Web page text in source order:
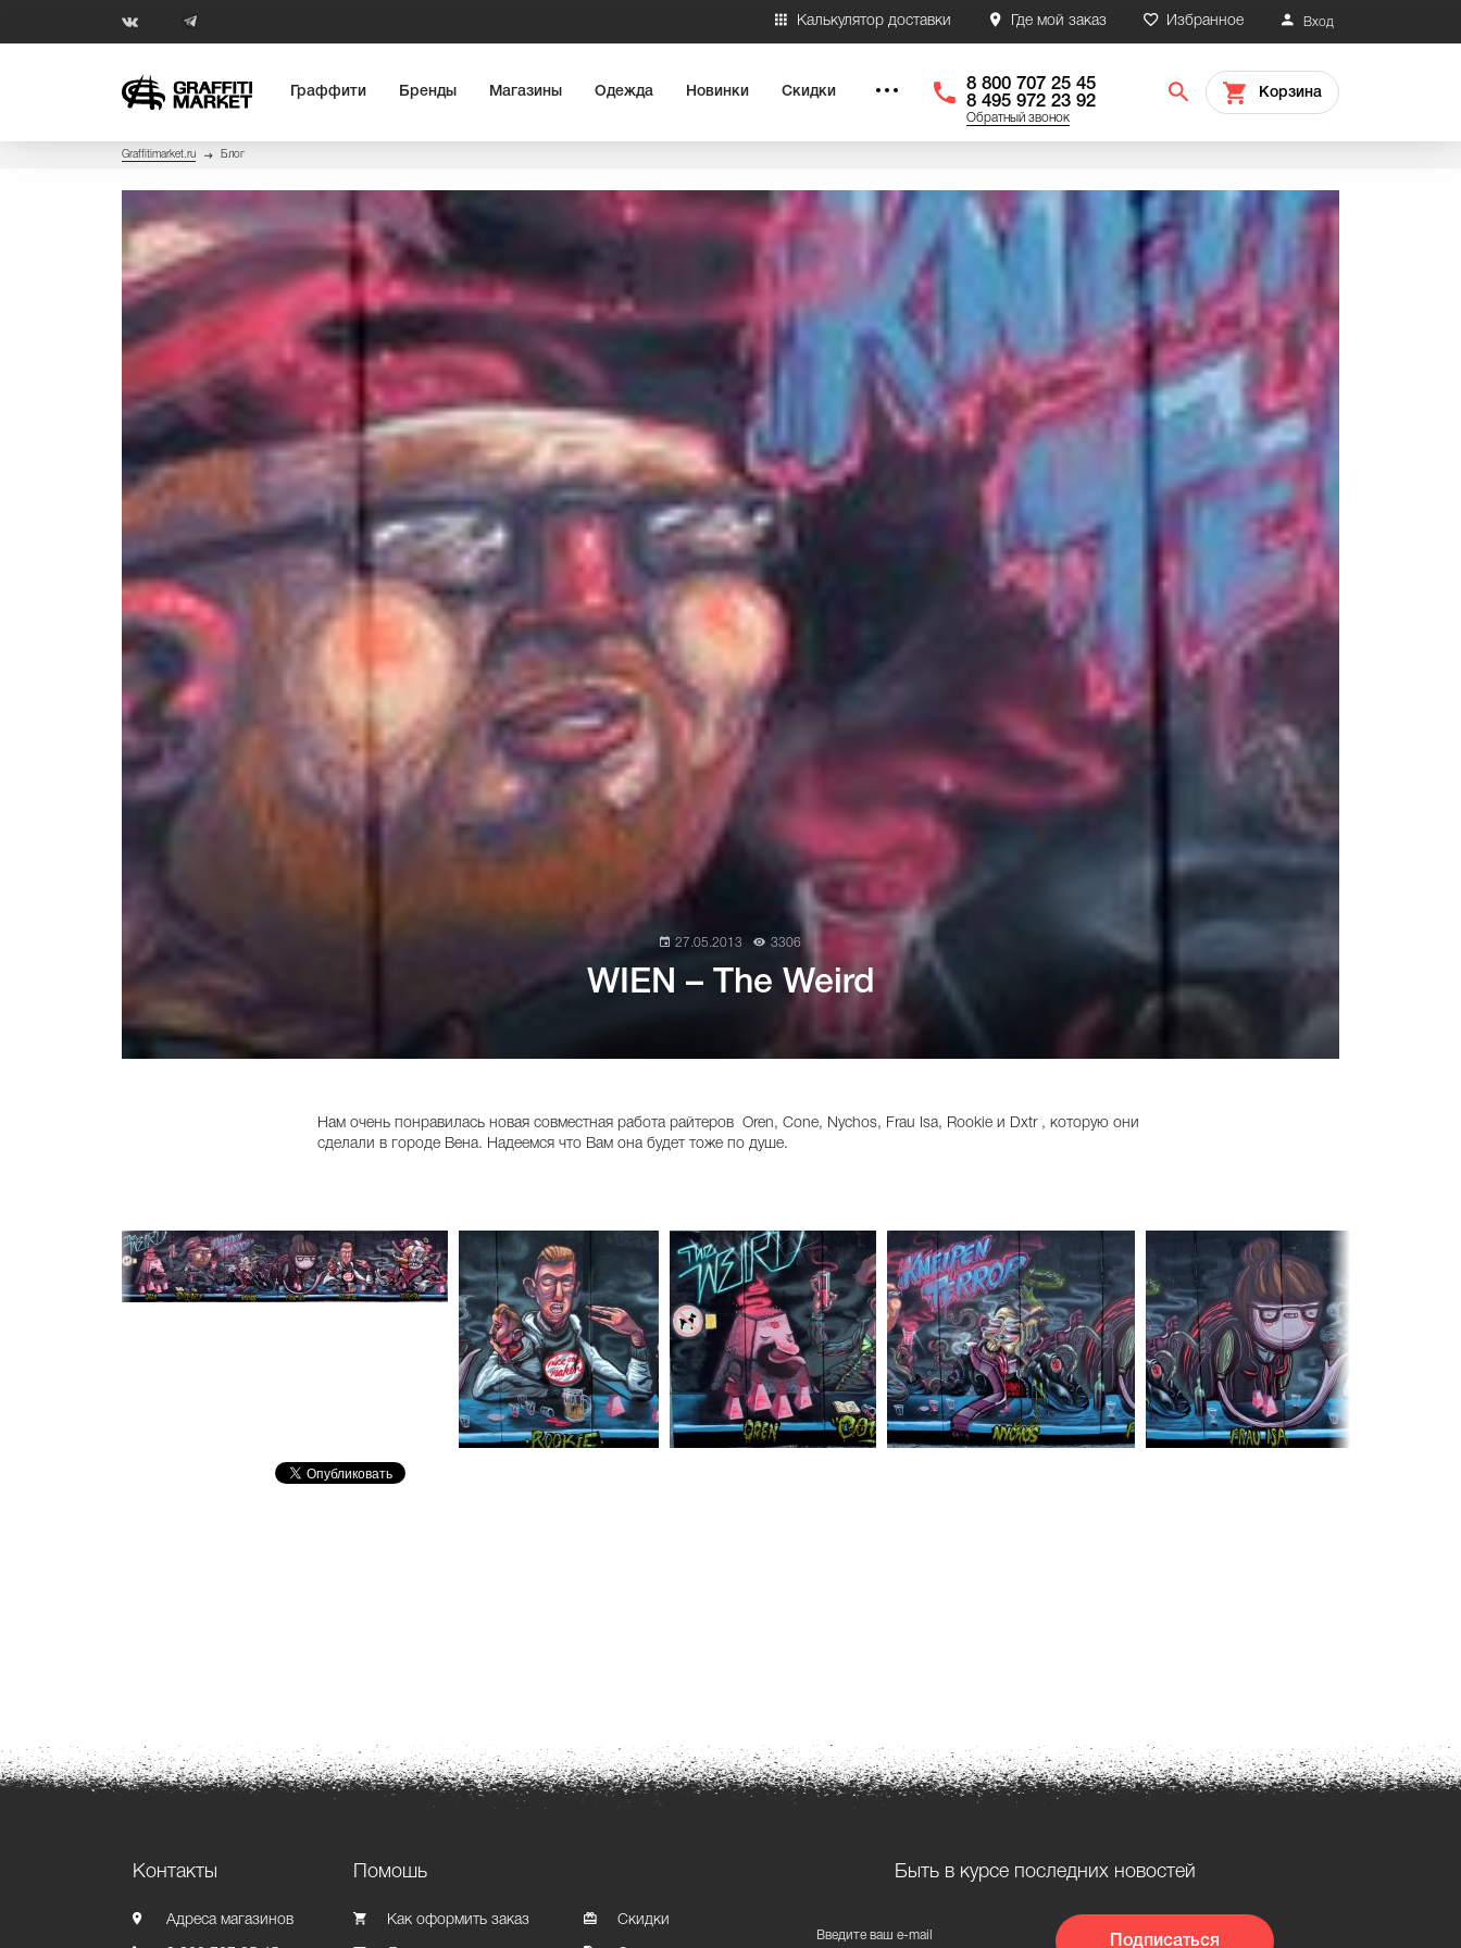
Вход
Избранное
Где мой заказ
Калькулятор доставки
Граффити Бренды Магазины Одежда Новинки Скидки
8 800 707 25 45
8 495 972 23 92
Обратный звонок
Корзина
Graffitimarket.ru Блог
27.05.2013 3306
WIEN – The Weird
Нам очень понравилась новая совместная работа райтеров Oren, Cone, Nychos, Frau Isa, Rookie и Dxtr , которую они
сделали в городе Вена. Надеемся что Вам она будет тоже по душе.
Быть в курсе последних новостей
Введите ваш e-mail Подписаться
Контакты
Адреса магазинов
Помошь
Как оформить заказ Скидки